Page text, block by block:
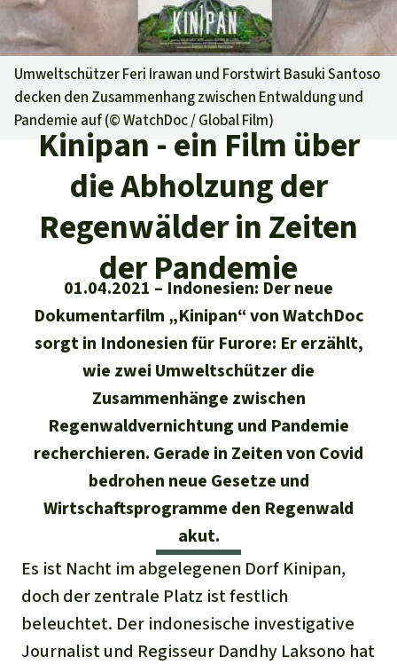
Projekte
Informieren
Aktuelles
Erfolge
Alle News
Kids
Newsletter­anmeldung
Unsere Themen
Der Regenwald
Klima
Biodiversität
Schutzgebiete
Biokraftstoff
Tropenholz
Aluminium
Gold
Fleisch und Soja
Regenwald Report
Aktuelle Ausgabe
01/2026
04/2025
03/2025
02/2025
01/2025
Ältere Ausgaben
Erfolge
Shop
Überuns
Über uns
Der Verein
40 Jahre Vereins­geschichte
Häufige Fragen
Jahresberichte
Stiftung
Kontakt
Transparenz
Medien
Presse-Echo
Widget einbinden
Banner einbinden
Freianzeigen
Suche
Deutsch
English
Español
Português
Indonesia
Allgemeine Spende
Dringender Spendenaufruf
Regenwald-Urkunden
Fragen & Antworten
SpendenkontoRettet den
Regenwald e. V.
DE11 430609672025 054100
GENODEM1GLS
GLS Bank
IBAN kopieren
Spenden für ein Thema
Tierschutz
Waldschutz
Schutz von Indigenen
Spenden für eine Region
Südostasien
Afrika
Lateinamerika
Umweltschützer Feri Irawan und Forstwirt Basuki Santoso
decken den Zusammenhang zwischen Entwaldung und
Pandemie auf (©WatchDoc / Global Film)
Kinipan - ein Film über
die Abholzung der
Regenwälder in Zeiten
der Pandemie
01.04.2021
Indonesien: Der neue
Dokumentarfilm „Kinipan“ von WatchDoc
sorgt in Indonesien für Furore: Er erzählt,
wie zwei Umweltschützer die
Zusammenhänge zwischen
Regenwaldvernichtung und Pandemie
recherchieren. Gerade in Zeiten von Covid
bedrohen neue Gesetze und
Wirtschaftsprogramme den Regenwald
akut.
Es ist Nacht im abgelegenen Dorf Kinipan,
doch der zentrale Platz ist festlich
beleuchtet. Der indonesische investigative
Journalist und Regisseur Dandhy Laksono hat